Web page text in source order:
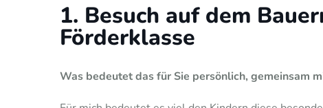
1. Besuch auf dem
Förderklasse
Was bedeutet das für Sie persönlich, gemeinsam